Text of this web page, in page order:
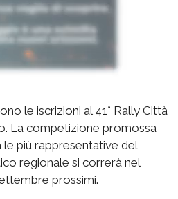
le iscrizioni al 41° Rally Città
La competizione promossa
più rappresentative del
regionale si correrà nel
prossimi.